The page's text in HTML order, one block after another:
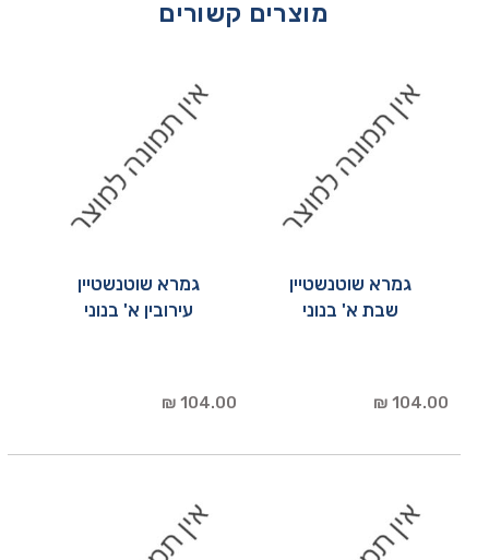
מוצרים קשורים
גמרא שוטנשטיין
שבת א' בנוני
104.00 ₪
גמרא שוטנשטיין
עירובין א' בנוני
104.00 ₪